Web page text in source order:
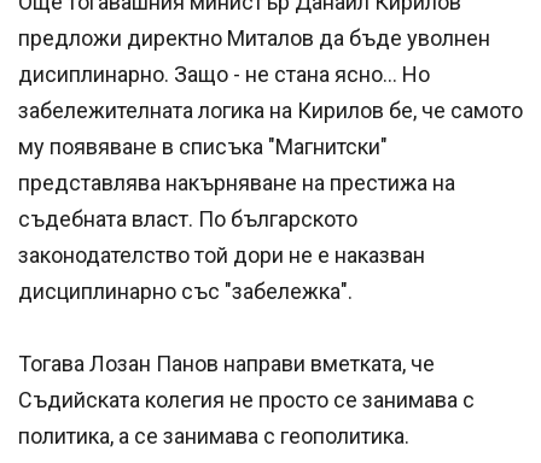
предложи директно Миталов да бъде уволнен
дисиплинарно. Защо - не стана ясно... Но
забележителната логика на Кирилов бе, че самото
му появяване в списъка "Магнитски"
представлява накърняване на престижа на
съдебната власт. По българското
законодателство той дори не е наказван
дисциплинарно със "забележка".
Тогава Лозан Панов направи вметката, че
Съдийската колегия не просто се занимава с
политика, а се занимава с геополитика.